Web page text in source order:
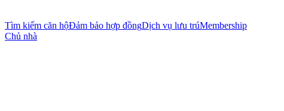
Tìm kiếm căn hộĐảm bảo hợp đồngDịch vụ lưu trúMembership
Chủ nhà